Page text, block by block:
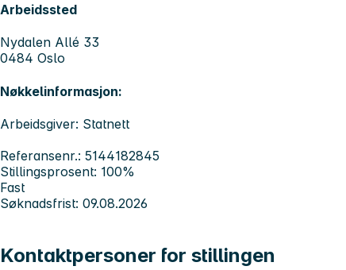
Arbeidssted
Nydalen Allé 33
0484 Oslo
Nøkkelinformasjon:
Arbeidsgiver: Statnett
Referansenr.: 5144182845
Stillingsprosent: 100%
Fast
Søknadsfrist: 09.08.2026
Kontaktpersoner for stillingen